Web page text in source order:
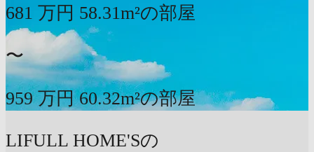
681 万円 58.31m²の部屋
〜
959 万円 60.32m²の部屋
LIFULL HOME'Sの